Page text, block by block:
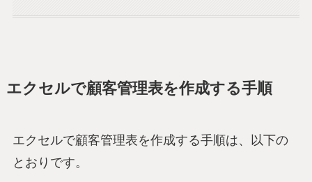
エクセルで顧客管理表を作成する手順
エクセルで顧客管理表を作成する手順は、以下の
とおりです。